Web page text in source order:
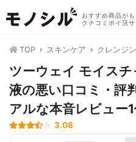
おすすめ商品がも
クチコミポイ活サ
TOP スキンケア クレンジ
ツーウェイ モイス
液の悪い口コミ・評
アルな本音レビュー
3.08